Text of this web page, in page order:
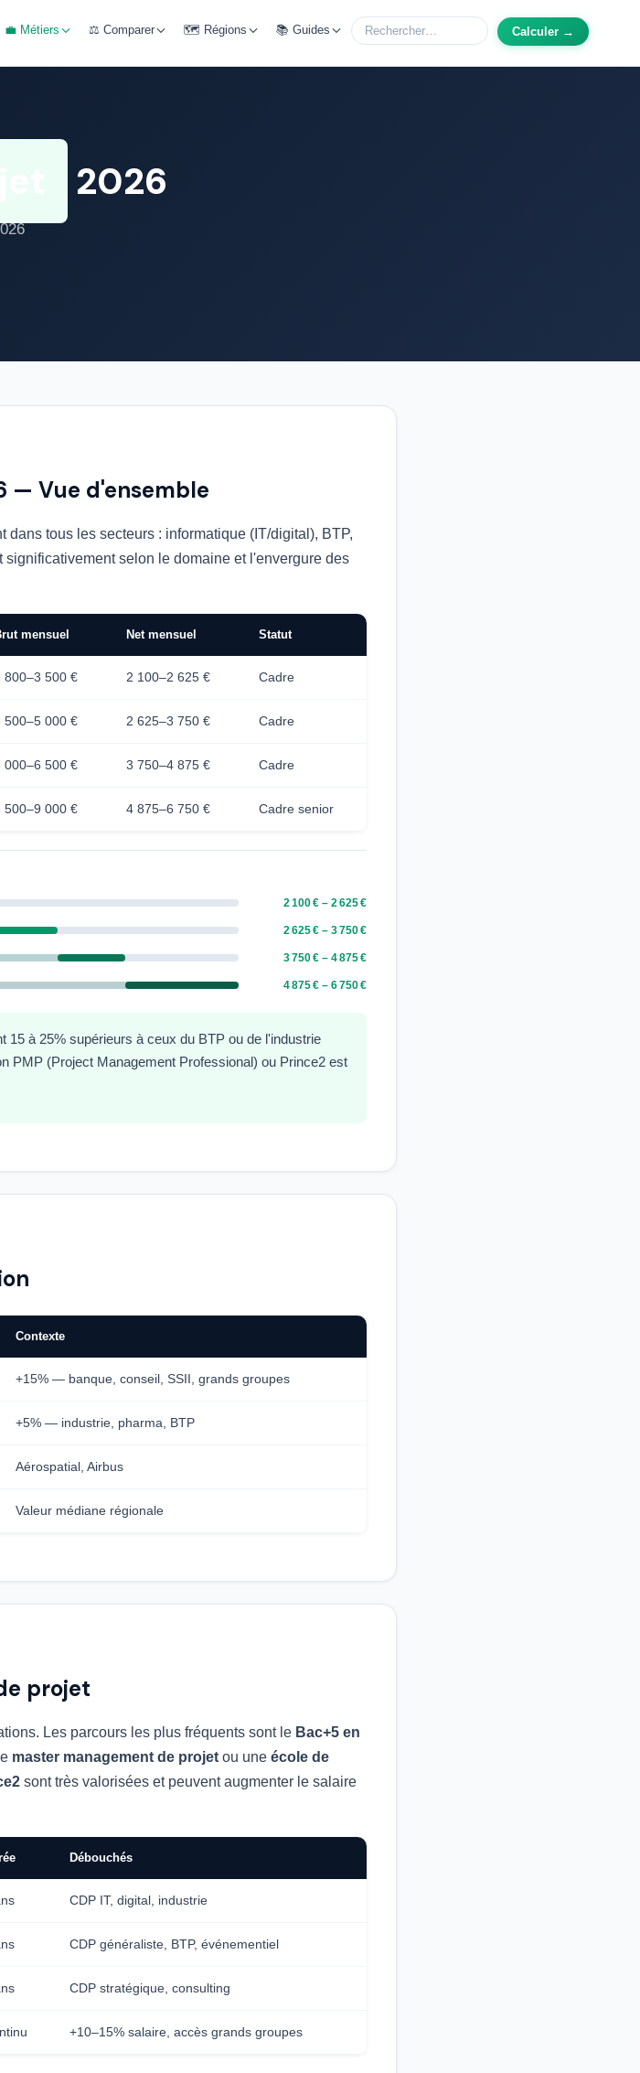
💼 Métiers ⚖️ Comparer 🗺️ Régions 📚 Guides Calculer →
2026
— Vue d'ensemble
dans tous les secteurs : informatique (IT/digital), BTP,
selon le domaine et l'envergure des
mensuel Net mensuel Statut
800–3 500 € 2 100–2 625 € Cadre
500–5 000 € 2 625–3 750 € Cadre
000–6 500 € 3 750–4 875 € Cadre
500–9 000 € 4 875–6 750 € Cadre senior
2 100 € – 2 625 €
2 625 € – 3 750 €
3 750 € – 4 875 €
4 875 € – 6 750 €
à 25% supérieurs à ceux du BTP ou de l'industrie
PMP (Project Management Professional) ou Prince2 est
Contexte
+15% — banque, conseil, SSII, grands groupes
+5% — industrie, pharma, BTP
Aérospatial, Airbus
Valeur médiane régionale
projet
Les parcours les plus fréquents sont le Bac+5 en
master management de projet ou une école de
sont très valorisées et peuvent augmenter le salaire
Débouchés
CDP IT, digital, industrie
CDP généraliste, BTP, événementiel
CDP stratégique, consulting
+10–15% salaire, accès grands groupes